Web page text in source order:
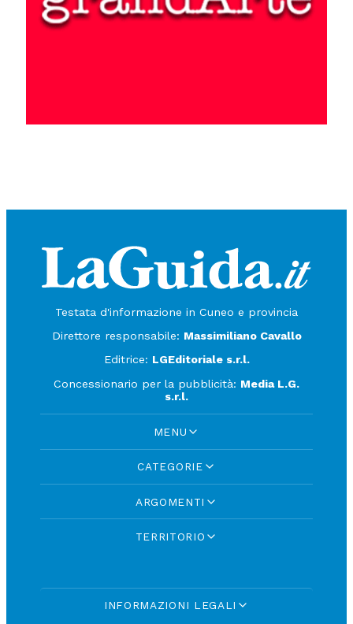
Testata d'informazione in Cuneo e provincia
Direttore responsabile: Massimiliano Cavallo
Editrice: LGEditoriale s.r.l.
Concessionario per la pubblicità: Media L.G.
s.r.l.
MENU
CATEGORIE
ARGOMENTI
TERRITORIO
INFORMAZIONI LEGALI